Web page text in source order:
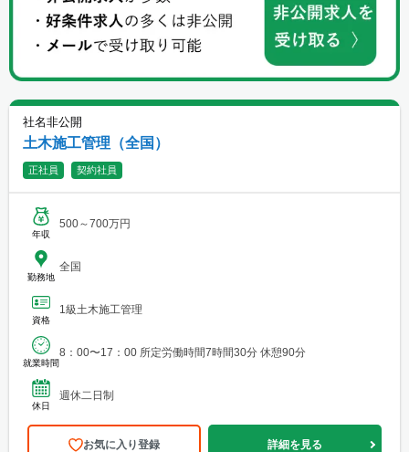
社名非公開
土木施工管理（全国）
正社員 契約社員
年収
500～700万円
勤務地
全国
資格
1級土木施工管理
就業時間
8：00〜17：00 所定労働時間7時間30分 休憩90分
休日
週休二日制
お気に入り登録 詳細を見る